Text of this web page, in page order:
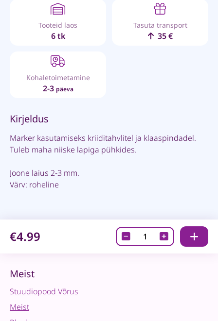
Tooteid laos
6 tk
Tasuta transport
35 €
Kohaletoimetamine
2-3 päeva
Kirjeldus
Marker kasutamiseks kriiditahvlitel ja klaaspindadel.
Tuleb maha niiske lapiga pühkides.
Joone laius 2-3 mm.
Värv: roheline
€4.99
Edding
4095
Meist
Stuudiopood Võrus
Meist